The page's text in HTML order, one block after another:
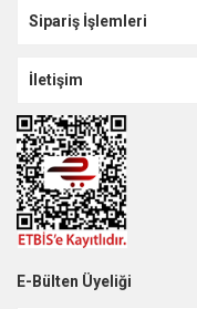
Sipariş İşlemleri
İletişim
E-Bülten Üyeliği